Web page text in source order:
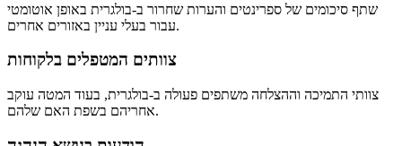
שתף סיכומים של ספרינטים והערות שחרור ב-בולגרית באופן אוטומטי
עבור בעלי עניין באזורים אחרים.
צוותים המטפלים בלקוחות
צוותי התמיכה וההצלחה משתפים פעולה ב-בולגרית, בעוד המטה עוקב
אחריהם בשפת האם שלהם.